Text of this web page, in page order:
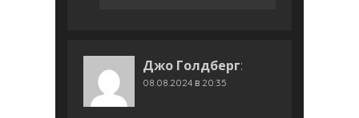
Джо Голдберг:
08.08.2024 в 20:35